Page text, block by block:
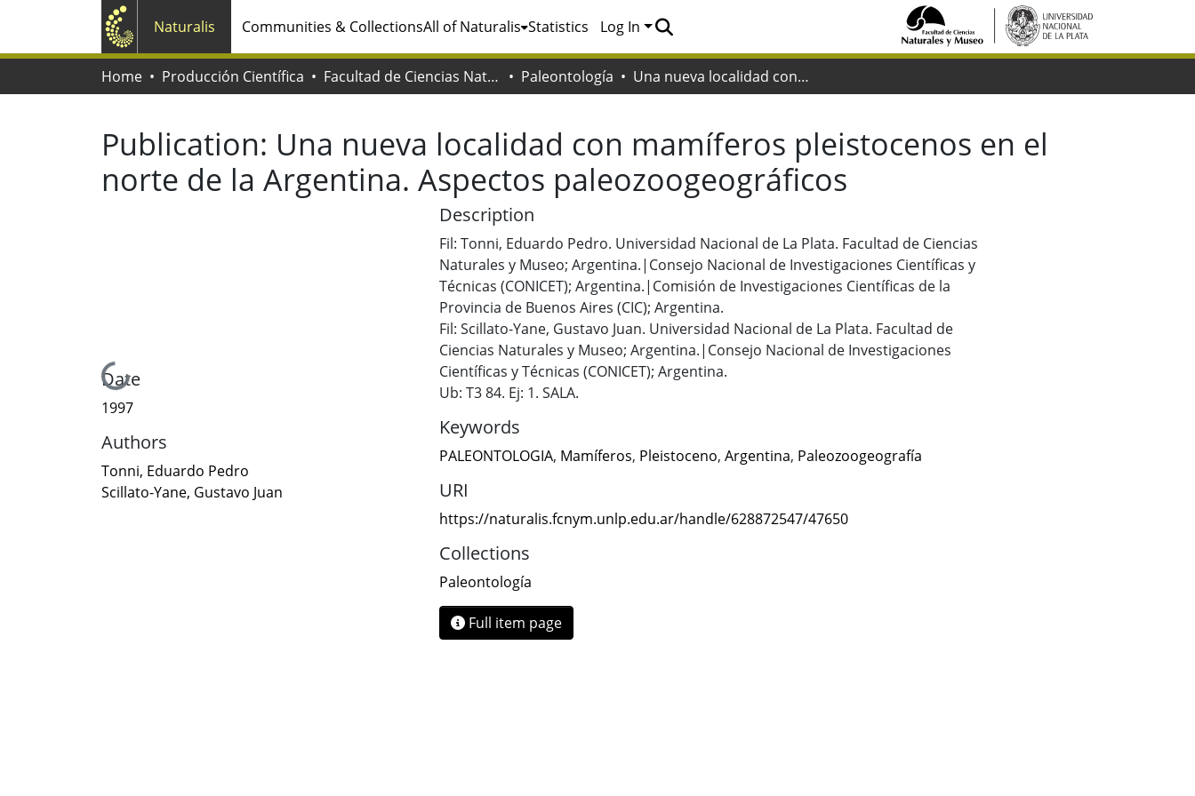
Naturalis Communities & CollectionsAll of Naturalis Statistics Log In
Home Producción Científica Facultad de Ciencias Naturales y Museo Paleontología Una nueva localidad con mamíferos pleistocenos en el norte de la Argentina. Aspectos paleozoogeográficos
Publication: Una nueva localidad con mamíferos pleistocenos en el
norte de la Argentina. Aspectos paleozoogeográficos
Loading...
Date
1997
Authors
Tonni, Eduardo Pedro
Scillato-Yane, Gustavo Juan
Description
Fil: Tonni, Eduardo Pedro. Universidad Nacional de La Plata. Facultad de Ciencias
Naturales y Museo; Argentina.|Consejo Nacional de Investigaciones Científicas y
Técnicas (CONICET); Argentina.|Comisión de Investigaciones Científicas de la
Provincia de Buenos Aires (CIC); Argentina.
Fil: Scillato-Yane, Gustavo Juan. Universidad Nacional de La Plata. Facultad de
Ciencias Naturales y Museo; Argentina.|Consejo Nacional de Investigaciones
Científicas y Técnicas (CONICET); Argentina.
Ub: T3 84. Ej: 1. SALA.
Keywords
PALEONTOLOGIA, Mamíferos, Pleistoceno, Argentina, Paleozoogeografía
URI
https://naturalis.fcnym.unlp.edu.ar/handle/628872547/47650
Collections
Paleontología
Full item page